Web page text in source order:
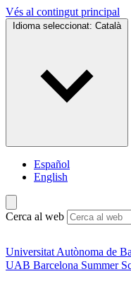
Vés al contingut principal
Idioma seleccionat: Català
Español
English
Cerca al web
Universitat Autònoma de
UAB Barcelona Summer